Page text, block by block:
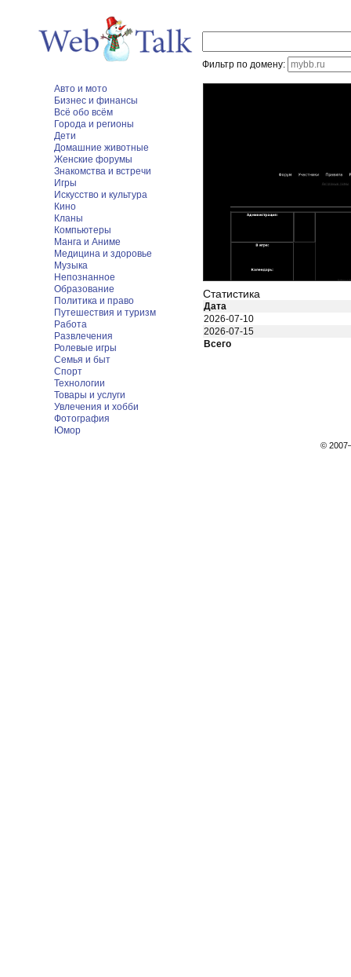
Фильтр по домену:
Авто и мото
Бизнес и финансы
Всё обо всём
Города и регионы
Дети
Домашние животные
Женские форумы
Знакомства и встречи
Игры
Искусство и культура
Кино
Кланы
Компьютеры
Манга и Аниме
Медицина и здоровье
Музыка
Непознанное
Образование
Политика и право
Путешествия и туризм
Работа
Развлечения
Ролевые игры
Семья и быт
Спорт
Технологии
Товары и услуги
Увлечения и хобби
Фотография
Юмор
Статистика
Дата
2026-07-10
2026-07-15
Всего
©